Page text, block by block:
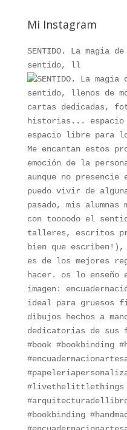
Mi Instagram
SENTIDO. La magia
sentido, ll